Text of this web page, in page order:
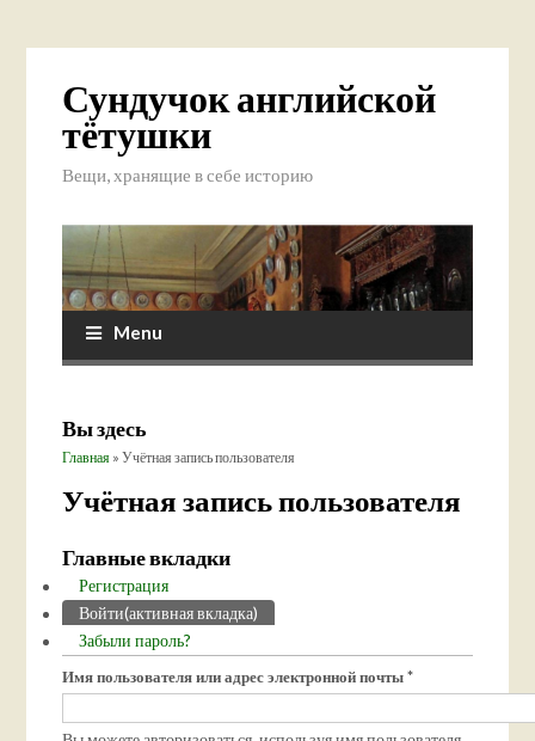
Сундучок английской
тётушки
Вещи, хранящие в себе историю
Menu
Вы здесь
Главная » Учётная запись пользователя
Учётная запись пользователя
Главные вкладки
Регистрация
Войти(активная вкладка)
Забыли пароль?
Имя пользователя или адрес электронной почты*